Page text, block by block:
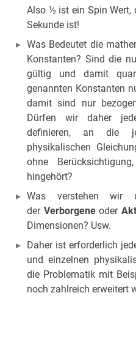
Also ½ ist ein Spin Wert,
Sekunde ist!
Was Bedeutet die
Konstanten? Sind die
gültig und damit
genannten Konstanten
damit sind nur
Dürfen wir daher
definieren, an die
physikalischen
ohne
hingehört?
Was verstehen
der Verborgeneoder
Dimensionen? Usw.
Daher ist erforderlich
und einzelnen
die Problematik mit
noch zahlreich erweitert